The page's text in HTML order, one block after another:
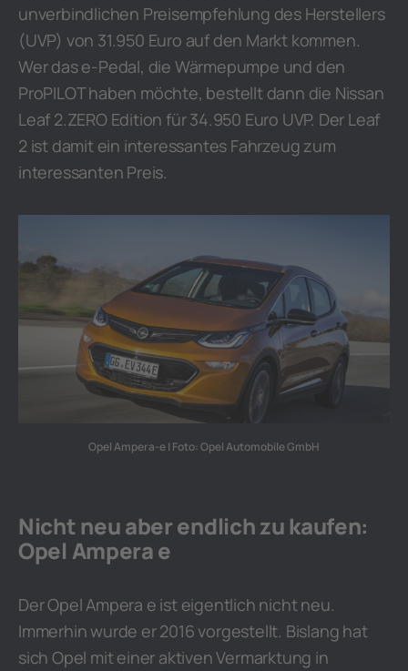
unverbindlichen Preisempfehlung des Herstellers
(UVP) von 31.950 Euro auf den Markt kommen.
Wer das e-Pedal, die Wärmepumpe und den
ProPILOT haben möchte, bestellt dann die Nissan
Leaf 2.ZERO Edition für 34.950 Euro UVP. Der Leaf
2 ist damit ein interessantes Fahrzeug zum
interessanten Preis.
Opel Ampera-e | Foto: Opel Automobile GmbH
Nicht neu aber endlich zu kaufen:
Opel Ampera e
Der Opel Ampera e ist eigentlich nicht neu.
Immerhin wurde er 2016 vorgestellt. Bislang hat
sich Opel mit einer aktiven Vermarktung in